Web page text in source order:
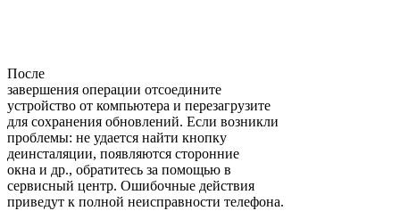
После
завершения операции отсоедините
устройство от компьютера и перезагрузите
для сохранения обновлений. Если возникли
проблемы: не удается найти кнопку
деинсталяции, появляются сторонние
окна и др., обратитесь за помощью в
сервисный центр. Ошибочные действия
приведут к полной неисправности телефона.